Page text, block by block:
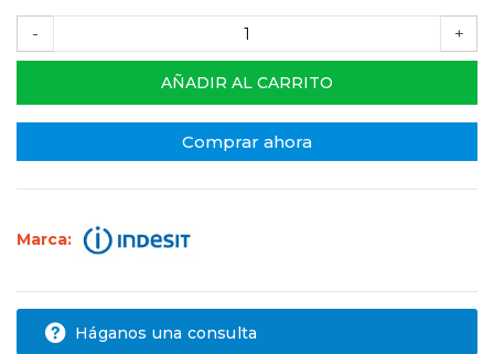
- +
AÑADIR AL CARRITO
Comprar ahora
Marca:
Háganos una consulta